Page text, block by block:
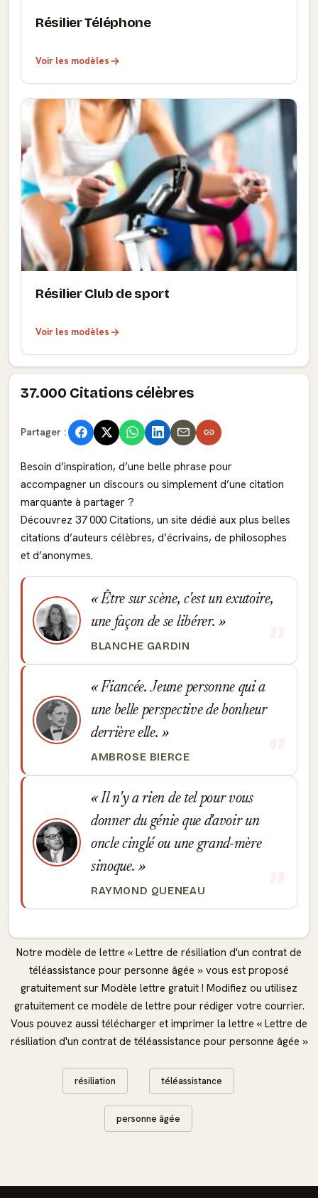
Résilier Téléphone
Voir les modèles
Résilier Club de sport
Voir les modèles
37.000 Citations célèbres
Partager :
Besoin d’inspiration, d’une belle phrase pour
accompagner un discours ou simplement d’une citation
marquante à partager ?
Découvrez 37 000 Citations, un site dédié aux plus belles
citations d’auteurs célèbres, d’écrivains, de philosophes
et d’anonymes.
Être sur scène, c'est un exutoire,
une façon de se libérer.
BLANCHE GARDIN
Fiancée. Jeune personne qui a
une belle perspective de bonheur
derrière elle.
AMBROSE BIERCE
Il n'y a rien de tel pour vous
donner du génie que d'avoir un
oncle cinglé ou une grand-mère
sinoque.
RAYMOND QUENEAU
Notre modèle de lettre « Lettre de résiliation d'un contrat de
téléassistance pour personne âgée » vous est proposé
gratuitement sur Modèle lettre gratuit ! Modifiez ou utilisez
gratuitement ce modèle de lettre pour rédiger votre courrier.
Vous pouvez aussi télécharger et imprimer la lettre « Lettre de
résiliation d'un contrat de téléassistance pour personne âgée »
résiliation téléassistance
personne âgée